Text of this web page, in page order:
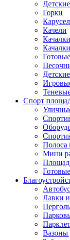
Горки
Качели
Спорт
Полоса
Мини
Лавки
Вазоны